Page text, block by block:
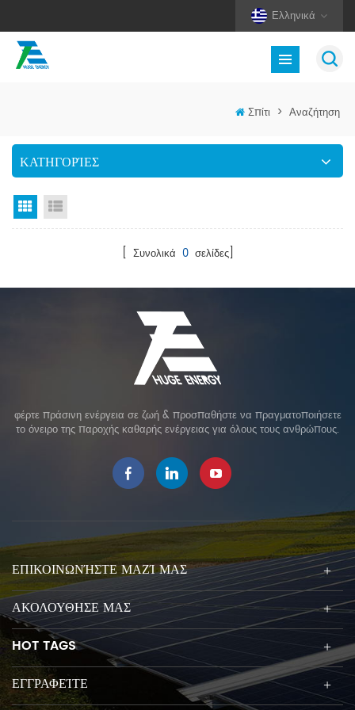
Ελληνικά
Σπίτι > Αναζήτηση
ΚΑΤΗΓΟΡΊΕΣ
Προβολή πλέγματος
[ Συνολικά 0σελίδες]
φέρτε πράσινη ενέργεια σε ζωή & προσπαθήστε να πραγματοποιήσετε
το όνειρο της παροχής καθαρής ενέργειας για όλους τους ανθρώπους.
ΕΠΙΚΟΙΝΩΝΉΣΤΕ ΜΑΖΊ ΜΑΣ
ΑΚΟΛΟΥΘΗΣΕ ΜΑΣ
HOT TAGS
ΕΓΓΡΑΦΕΊΤΕ